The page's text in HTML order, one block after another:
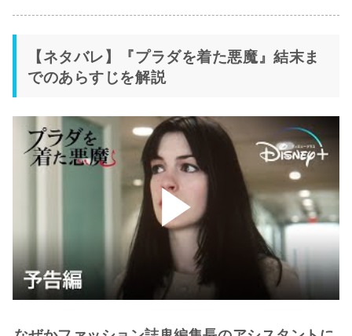
【ネタバレ】『プラダを着た悪魔』結末ま
でのあらすじを解説